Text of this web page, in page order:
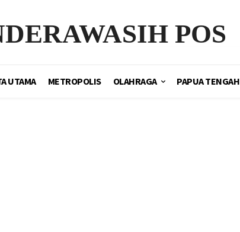
POS
UTAMA METROPOLIS OLAHRAGA PAPUA TENGAH